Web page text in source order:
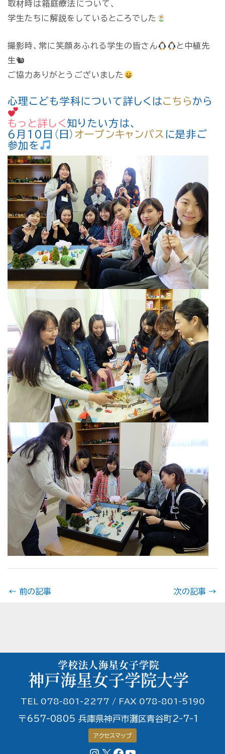
取材時は箱庭療法について、
学生たちに解説をしているところでした
撮影時、常に笑顔あふれる学生の皆さん
と中植先
生🐿
ご協力ありがとうございました
心理こども学科について詳しくはこちら から
もっと詳しく 知りたい方は、
6月10日（日） オープンキャンパス に是非ご
参加を
← 前の記事 次の記事 →
TEL 078-801-2277 / FAX 078-801-5190
〒657-0805 兵庫県神戸市灘区青谷町2-7-1
アクセスマップ